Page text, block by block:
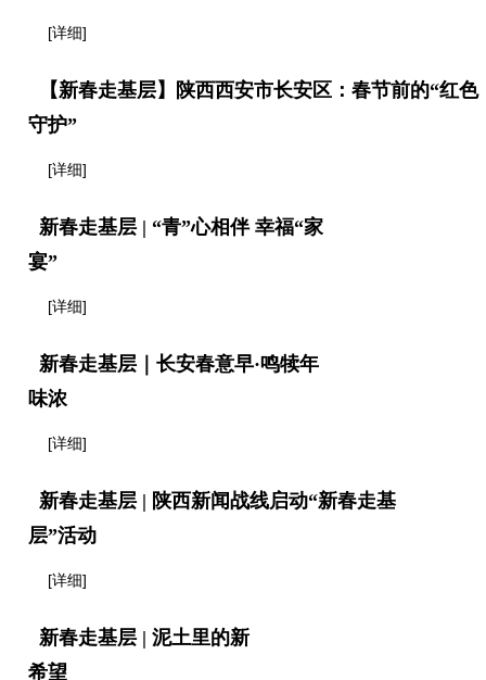
[详细]
【新春走基层】陕西西安市长安区：春节前的“红色
守护”
[详细]
新春走基层 | “青”心相伴 幸福“家
宴”
[详细]
新春走基层｜长安春意早·鸣犊年
味浓
[详细]
新春走基层 | 陕西新闻战线启动“新春走基
层”活动
[详细]
新春走基层 | 泥土里的新
希望